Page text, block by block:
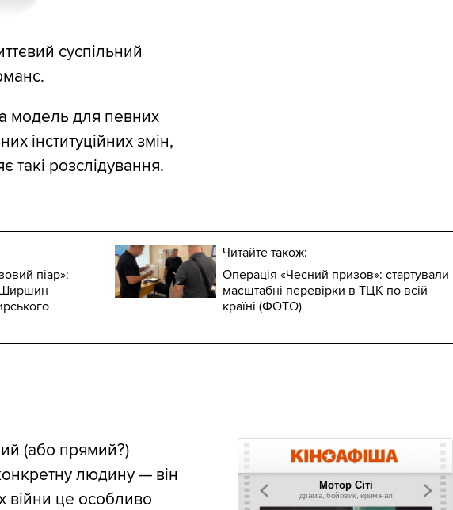
суспільний
модель для певних
інституційних змін,
такі розслідування.
піар»:
Ширшин
Читайте також:
Операція «Чесний призов»: стартували
масштабні перевірки в ТЦК по всій
країні (ФОТО)
(або прямий?)
людину — він
війни це особливо